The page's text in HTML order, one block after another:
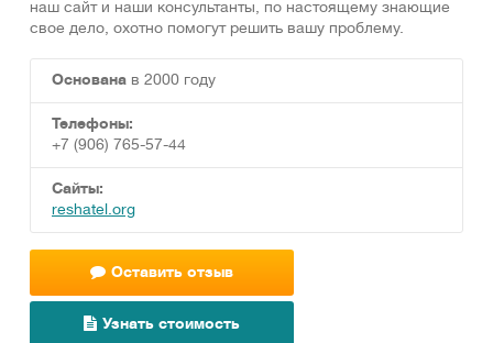
наш сайт и наши консультанты, по настоящему знающие
свое дело, охотно помогут решить вашу проблему.
Основана в 2000 году
Телефоны:
+7 (906) 765-57-44
Сайты:
reshatel.org
Оставить отзыв
Узнать стоимость